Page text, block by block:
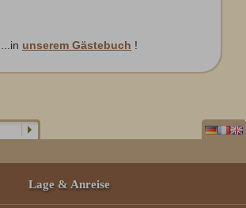
...in unserem Gästebuch !
Lage & Anreise